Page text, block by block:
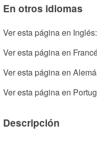
En otros idiomas
Ver esta página en Inglés:
Ver esta página en
Ver esta página en
Ver esta página en
Descripción